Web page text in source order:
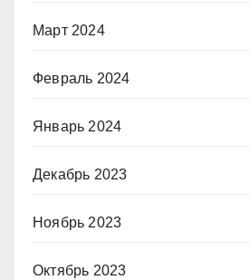
Март 2024
Февраль 2024
Январь 2024
Декабрь 2023
Ноябрь 2023
Октябрь 2023